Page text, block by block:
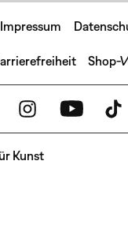
Impressum
Shop-
Kunst